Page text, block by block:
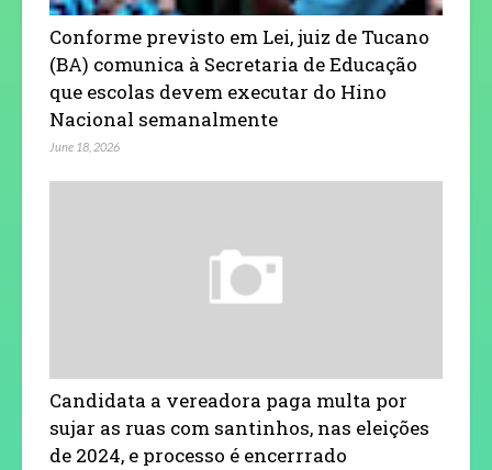
Conforme previsto em Lei, juiz de Tucano
(BA) comunica à Secretaria de Educação
que escolas devem executar do Hino
Nacional semanalmente
June 18, 2026
Candidata a vereadora paga multa por
sujar as ruas com santinhos, nas eleições
de 2024, e processo é encerrrado